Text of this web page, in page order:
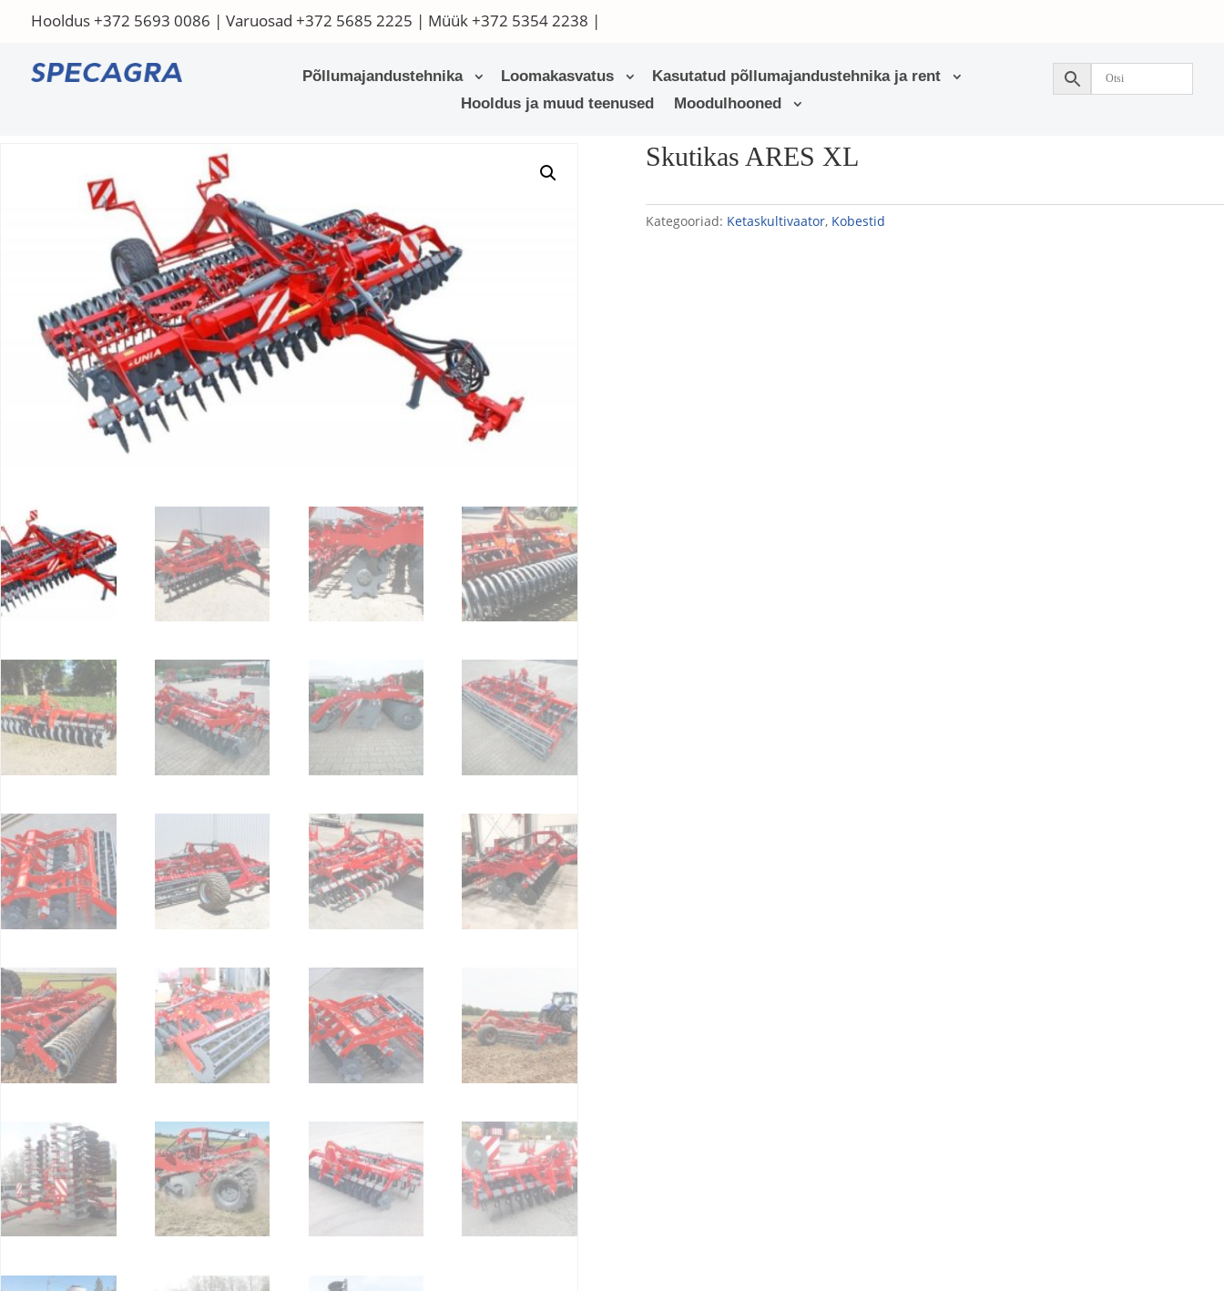
Hooldus+372 5693 0086 | Varuosad +372 5685 2225 | Müük+372 5354 2238 |
Põllumajandustehnika Loomakasvatus
Kasutatud põllumajandustehnika ja rent
Hooldus ja muud teenused
Moodulhooned
Skutikas ARES XL
Kategooriad: Ketaskultivaator, Kobestid